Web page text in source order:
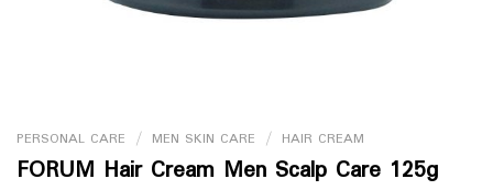
PERSONAL CARE / MEN SKIN CARE / HAIR CREAM
FORUM Hair Cream Men Scalp Care 125g